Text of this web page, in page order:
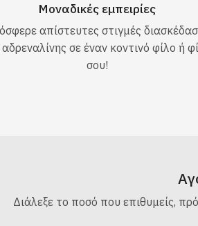
Μοναδικές εμπειρίες
απίστευτες στιγμές
αδρεναλίνης σε έναν κοντινό φίλο ή
σου!
Διάλεξε το ποσό που επιθυμείς,